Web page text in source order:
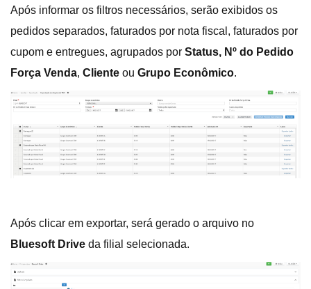
Após informar os filtros necessários, serão exibidos os
pedidos separados, faturados por nota fiscal, faturados por
cupom e entregues, agrupados por Status, Nº do Pedido
Força Venda, Cliente ou Grupo Econômico.
Após clicar em exportar, será gerado o arquivo no
Bluesoft Drive da filial selecionada.